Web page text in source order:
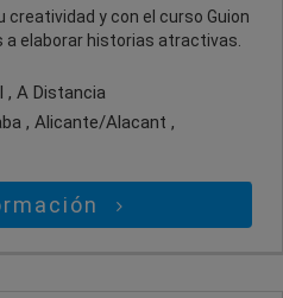
y con el curso Guion
elaborar historias atractivas.
, A Distancia
, Alicante/Alacant ,